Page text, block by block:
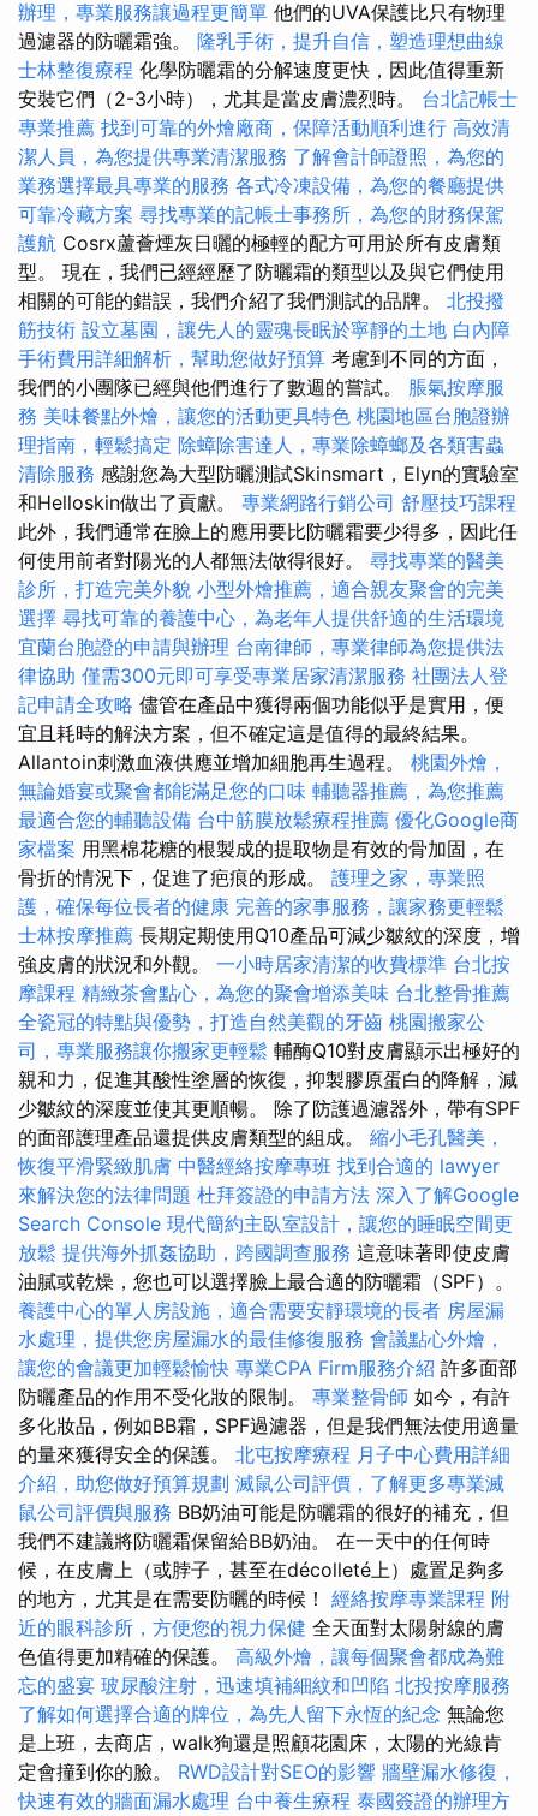
辦理，專業服務讓過程更簡單 他們的UVA保護比只有物理
過濾器的防曬霜強。 隆乳手術，提升自信，塑造理想曲線
士林整復療程 化學防曬霜的分解速度更快，因此值得重新
安裝它們（2-3小時），尤其是當皮膚濃烈時。 台北記帳士
專業推薦 找到可靠的外燴廠商，保障活動順利進行 高效清
潔人員，為您提供專業清潔服務 了解會計師證照，為您的
業務選擇最具專業的服務 各式冷凍設備，為您的餐廳提供
可靠冷藏方案 尋找專業的記帳士事務所，為您的財務保駕
護航 Cosrx蘆薈煙灰日曬的極輕的配方可用於所有皮膚類
型。 現在，我們已經經歷了防曬霜的類型以及與它們使用
相關的可能的錯誤，我們介紹了我們測試的品牌。 北投撥
筋技術 設立墓園，讓先人的靈魂長眠於寧靜的土地 白內障
手術費用詳細解析，幫助您做好預算 考慮到不同的方面，
我們的小團隊已經與他們進行了數週的嘗試。 脹氣按摩服
務 美味餐點外燴，讓您的活動更具特色 桃園地區台胞證辦
理指南，輕鬆搞定 除蟑除害達人，專業除蟑螂及各類害蟲
清除服務 感謝您為大型防曬測試Skinsmart，Elyn的實驗室
和Helloskin做出了貢獻。 專業網路行銷公司 舒壓技巧課程
此外，我們通常在臉上的應用要比防曬霜要少得多，因此任
何使用前者對陽光的人都無法做得很好。 尋找專業的醫美
診所，打造完美外貌 小型外燴推薦，適合親友聚會的完美
選擇 尋找可靠的養護中心，為老年人提供舒適的生活環境
宜蘭台胞證的申請與辦理 台南律師，專業律師為您提供法
律協助 僅需300元即可享受專業居家清潔服務 社團法人登
記申請全攻略 儘管在產品中獲得兩個功能似乎是實用，便
宜且耗時的解決方案，但不確定這是值得的最終結果。
Allantoin刺激血液供應並增加細胞再生過程。 桃園外燴，
無論婚宴或聚會都能滿足您的口味 輔聽器推薦，為您推薦
最適合您的輔聽設備 台中筋膜放鬆療程推薦 優化Google商
家檔案 用黑棉花糖的根製成的提取物是有效的骨加固，在
骨折的情況下，促進了疤痕的形成。 護理之家，專業照
護，確保每位長者的健康 完善的家事服務，讓家務更輕鬆
士林按摩推薦 長期定期使用Q10產品可減少皺紋的深度，增
強皮膚的狀況和外觀。 一小時居家清潔的收費標準 台北按
摩課程 精緻茶會點心，為您的聚會增添美味 台北整骨推薦
全瓷冠的特點與優勢，打造自然美觀的牙齒 桃園搬家公
司，專業服務讓你搬家更輕鬆 輔酶Q10對皮膚顯示出極好的
親和力，促進其酸性塗層的恢復，抑製膠原蛋白的降解，減
少皺紋的深度並使其更順暢。 除了防護過濾器外，帶有SPF
的面部護理產品還提供皮膚類型的組成。 縮小毛孔醫美，
恢復平滑緊緻肌膚 中醫經絡按摩專班 找到合適的 lawyer
來解決您的法律問題 杜拜簽證的申請方法 深入了解Google
Search Console 現代簡約主臥室設計，讓您的睡眠空間更
放鬆 提供海外抓姦協助，跨國調查服務 這意味著即使皮膚
油膩或乾燥，您也可以選擇臉上最合適的防曬霜（SPF）。
養護中心的單人房設施，適合需要安靜環境的長者 房屋漏
水處理，提供您房屋漏水的最佳修復服務 會議點心外燴，
讓您的會議更加輕鬆愉快 專業CPA Firm服務介紹 許多面部
防曬產品的作用不受化妝的限制。 專業整骨師 如今，有許
多化妝品，例如BB霜，SPF過濾器，但是我們無法使用適量
的量來獲得安全的保護。 北屯按摩療程 月子中心費用詳細
介紹，助您做好預算規劃 滅鼠公司評價，了解更多專業滅
鼠公司評價與服務 BB奶油可能是防曬霜的很好的補充，但
我們不建議將防曬霜保留給BB奶油。 在一天中的任何時
候，在皮膚上（或脖子，甚至在décolleté上）處置足夠多
的地方，尤其是在需要防曬的時候！ 經絡按摩專業課程 附
近的眼科診所，方便您的視力保健 全天面對太陽射線的膚
色值得更加精確的保護。 高級外燴，讓每個聚會都成為難
忘的盛宴 玻尿酸注射，迅速填補細紋和凹陷 北投按摩服務
了解如何選擇合適的牌位，為先人留下永恆的紀念 無論您
是上班，去商店，walk狗還是照顧花園床，太陽的光線肯
定會撞到你的臉。 RWD設計對SEO的影響 牆壁漏水修復，
快速有效的牆面漏水處理 台中養生療程 泰國簽證的辦理方